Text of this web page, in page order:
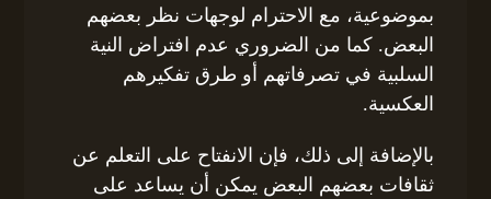
بموضوعية، مع الاحترام لوجهات نظر بعضهم
البعض. كما من الضروري عدم افتراض النية
السلبية في تصرفاتهم أو طرق تفكيرهم
العكسية.
بالإضافة إلى ذلك، فإن الانفتاح على التعلم عن
ثقافات بعضهم البعض يمكن أن يساعد على